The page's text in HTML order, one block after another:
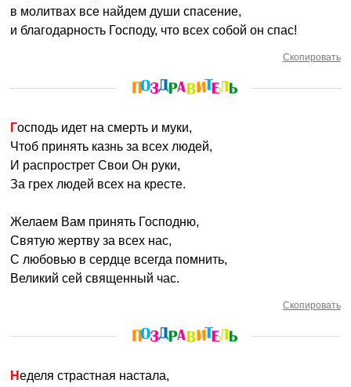
в молитвах все найдем души спасение,
и благодарность Господу, что всех собой он спас!
Скопировать
Господь идет на смерть и муки,
Чтоб принять казнь за всех людей,
И распрострет Свои Он руки,
За грех людей всех на кресте.
Желаем Вам принять Господню,
Святую жертву за всех нас,
С любовью в сердце всегда помнить,
Великий сей священный час.
Скопировать
Неделя страстная настала,